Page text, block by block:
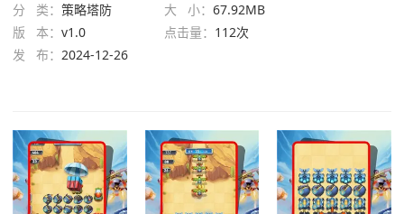
分 类： 策略塔防 大 小： 67.92MB
版 本： v1.0 点击量： 112次
发 布： 2024-12-26